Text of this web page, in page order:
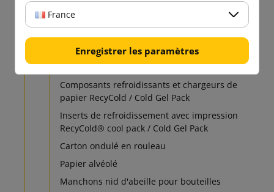
Papier kraft
Papier d'emballage avec distributeur
Composants refroidissants et chargeurs de
papier RecyCold / Cold Gel Pack
Inserts de refroidissement avec impression
RecyCold® cool pack / Cold Gel Pack
Carton ondulé en rouleau
Papier alvéolé
Manchons nid d'abeille pour bouteilles
France
Enregistrer les paramètres